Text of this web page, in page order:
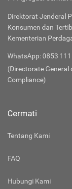
Direktorat Jenderal
Konsumen dan
Kementerian
WhatsApp: 0853
(Directorate
Compliance)
Cermati
Tentang Kami
FAQ
Hubungi Kami